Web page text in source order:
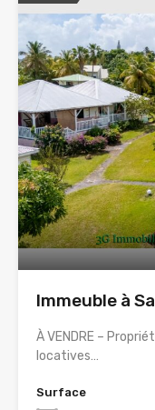
Immeuble à
À VENDRE –
locatives…
Surface